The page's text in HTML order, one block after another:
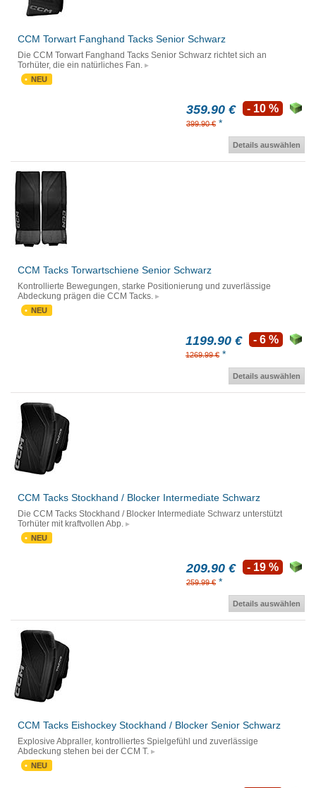
CCM Torwart Fanghand Tacks Senior Schwarz
Die CCM Torwart Fanghand Tacks Senior Schwarz richtet sich an
Torhüter, die ein natürliches Fan.
NEU
359.90 €
399.90 € *
- 10 %
Details auswählen
CCM Tacks Torwartschiene Senior Schwarz
Kontrollierte Bewegungen, starke Positionierung und zuverlässige
Abdeckung prägen die CCM Tacks.
NEU
1199.90 €
1269.99 € *
- 6 %
Details auswählen
CCM Tacks Stockhand / Blocker Intermediate Schwarz
Die CCM Tacks Stockhand / Blocker Intermediate Schwarz unterstützt
Torhüter mit kraftvollen Abp.
NEU
209.90 €
259.99 € *
- 19 %
Details auswählen
CCM Tacks Eishockey Stockhand / Blocker Senior Schwarz
Explosive Abpraller, kontrolliertes Spielgefühl und zuverlässige
Abdeckung stehen bei der CCM T.
NEU